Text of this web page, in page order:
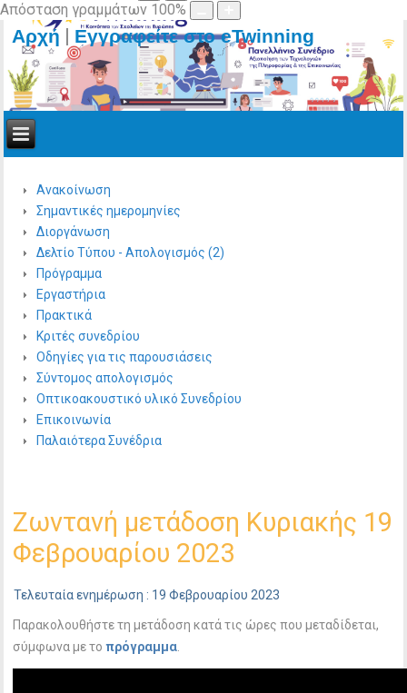
Απόσταση γραμμάτων 100%
Αρχή | Εγγραφείτε στο eTwinning
Ανακοίνωση
Σημαντικές ημερομηνίες
Διοργάνωση
Δελτίο Τύπου - Απολογισμός (2)
Πρόγραμμα
Εργαστήρια
Πρακτικά
Κριτές συνεδρίου
Οδηγίες για τις παρουσιάσεις
Σύντομος απολογισμός
Οπτικοακουστικό υλικό Συνεδρίου
Επικοινωνία
Παλαιότερα Συνέδρια
Ζωντανή μετάδοση Κυριακής 19
Φεβρουαρίου 2023
Τελευταία ενημέρωση : 19 Φεβρουαρίου 2023
Παρακολουθήστε τη μετάδοση κατά τις ώρες που μεταδίδεται,
σύμφωνα με τοπρόγραμμα